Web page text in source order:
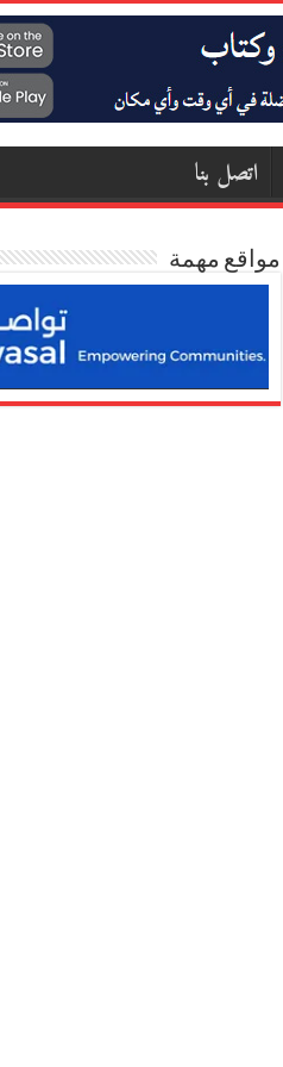
اتصل بنا
مواقع مهمة